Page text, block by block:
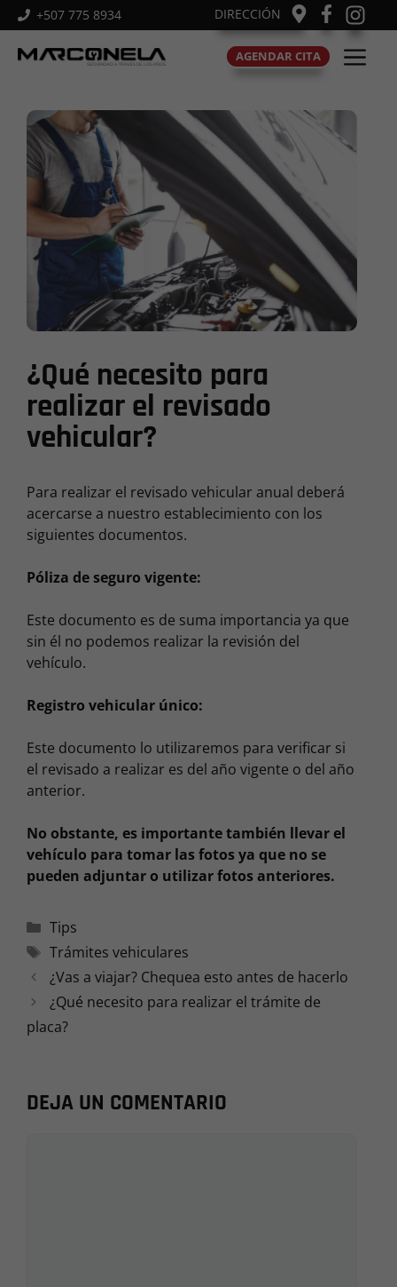
Saltar
al
contenido
+507 775 8934 DIRECCIÓN
AGENDAR CITA
¿Qué necesito para
realizar el revisado
vehicular?
Para realizar el revisado vehicular anual deberá
acercarse a nuestro establecimiento con los
siguientes documentos.
Póliza de seguro vigente:
Este documento es de suma importancia ya que
sin él no podemos realizar la revisión del
vehículo.
Registro vehicular único:
Este documento lo utilizaremos para verificar si
el revisado a realizar es del año vigente o del año
anterior.
No obstante, es importante también llevar el
vehículo para tomar las fotos ya que no se
pueden adjuntar o utilizar fotos anteriores.
Categorías
Tips
Etiquetas
Trámites vehiculares
¿Vas a viajar? Chequea esto antes de hacerlo
¿Qué necesito para realizar el trámite de
placa?
DEJA UN COMENTARIO